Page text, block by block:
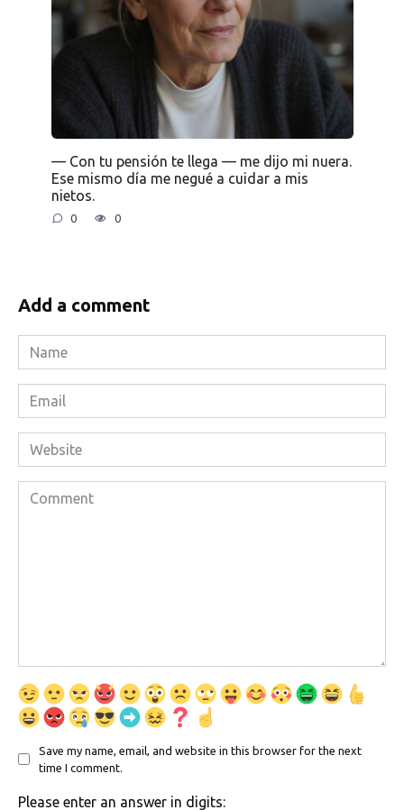
— Con tu pensión te llega — me dijo mi nuera.
Ese mismo día me negué a cuidar a mis
nietos.
0 0
Add a comment
Name
*
Email
*
Website
Comment
Save my name, email, and website in this browser for the next
time I comment.
Please enter an answer in digits: